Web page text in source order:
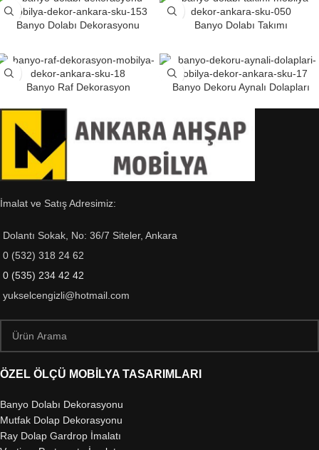
Banyo Dolabı Dekorasyonu Banyo Dolabı Takımı
Banyo Raf Dekorasyon Banyo Dekoru Aynalı Dolapları
İmalat ve Satış Adresimiz:
Dolantı Sokak, No: 36/7 Siteler, Ankara
0 (532) 318 24 62
0 (535) 234 42 42
yukselcengizli@hotmail.com
ÖZEL ÖLÇÜ MOBİLYA TASARIMLARI
Banyo Dolabı Dekorasyonu
Mutfak Dolap Dekorasyonu
Ray Dolap Gardrop İmalatı